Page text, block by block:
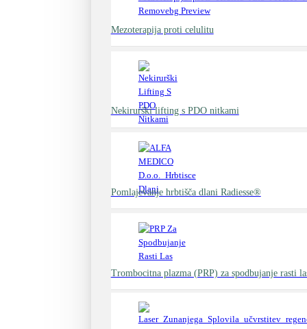
Mezoterapija proti celulitu
Nekirurški lifting s PDO nitkami
Pomlajevanje hrbtišča dlani Radiesse®
Trombocitna plazma (PRP) za spodbujanje rasti